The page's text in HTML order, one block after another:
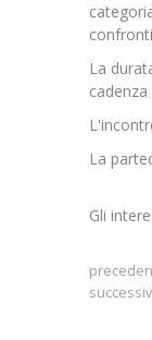
La
La
Gli